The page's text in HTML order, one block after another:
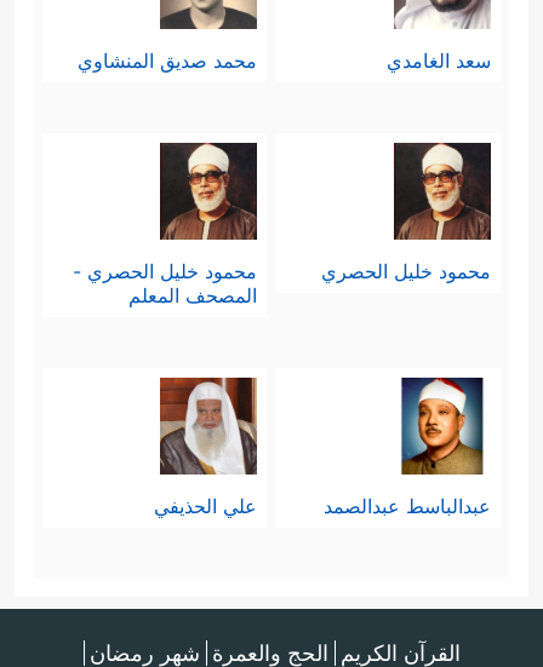
سعد الغامدي محمد صديق المنشاوي
محمود خليل الحصري
محمود خليل الحصري -
المصحف المعلم
عبدالباسط عبدالصمد علي الحذيفي
القرآن الكريم الحج والعمرة شهر رمضان